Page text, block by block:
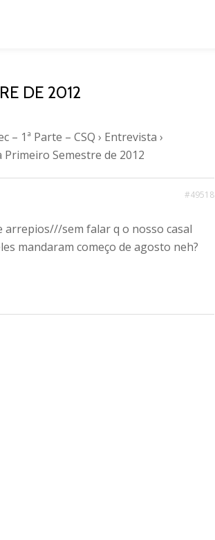
DE 2012
– 1ª Parte – CSQ › Entrevista ›
Primeiro Semestre de 2012
#49518
arrepios///sem falar q o nosso casal
mandaram começo de agosto neh?